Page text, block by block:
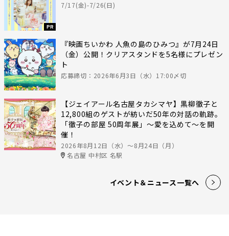
PR
7/17(金)-7/26(日)
『映画ちいかわ 人魚の島のひみつ』が7月24日
（金）公開！クリアスタンドを5名様にプレゼン
ト
応募締切：2026年6月3日（水）17:00〆切
【ジェイアール名古屋タカシマヤ】黒柳徹子と
12,800組のゲストが紡いだ50年の対話の軌跡。
「徹子の部屋 50周年展」～愛を込めて～を開
催！
2026年8月12日（水）〜8月24日（月）
名古屋 中村区 名駅
イベント＆ニュース一覧へ